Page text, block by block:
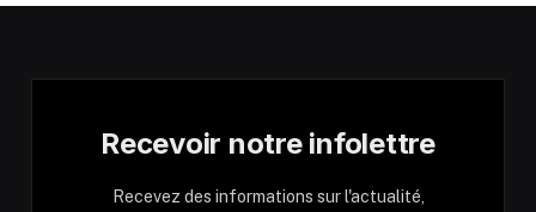
Recevoir notre infolettre
Recevez des informations sur l'actualité,